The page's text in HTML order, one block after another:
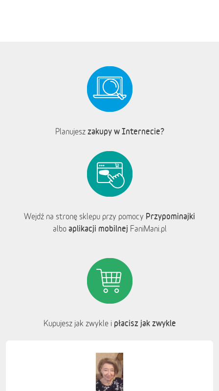
Planujesz zakupy w Internecie?
Wejdź na stronę sklepu przy pomocy Przypominajki
albo aplikacji mobilnej FaniMani.pl
Kupujesz jak zwykle i płacisz jak zwykle